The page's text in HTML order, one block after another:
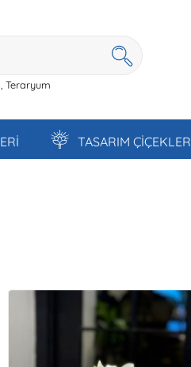
Teraryum
TASARIM ÇİÇEKLER